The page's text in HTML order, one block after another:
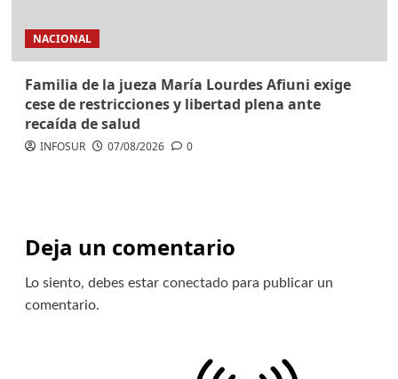
NACIONAL
Familia de la jueza María Lourdes Afiuni exige
cese de restricciones y libertad plena ante
recaída de salud
INFOSUR 07/08/2026 0
Deja un comentario
Lo siento, debes estar conectadopara publicar un
comentario.